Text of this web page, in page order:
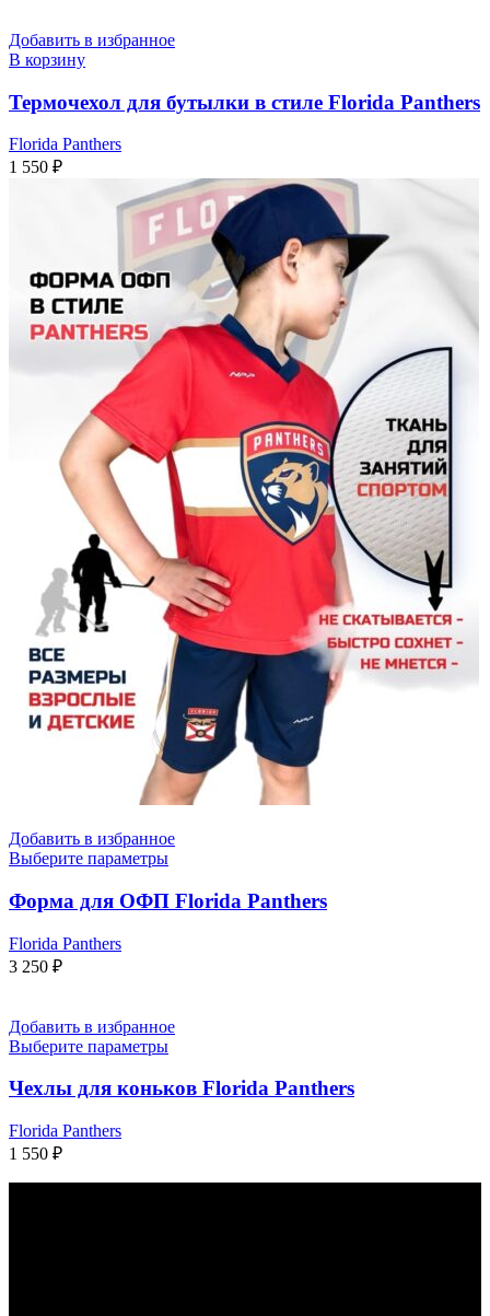
Добавить в избранное
В корзину
Термочехол для бутылки в стиле Florida Panthers
Florida Panthers
1 550 ₽
Добавить в избранное
Выберите параметры
Форма для ОФП Florida Panthers
Florida Panthers
3 250 ₽
Добавить в избранное
Выберите параметры
Чехлы для коньков Florida Panthers
Florida Panthers
1 550 ₽